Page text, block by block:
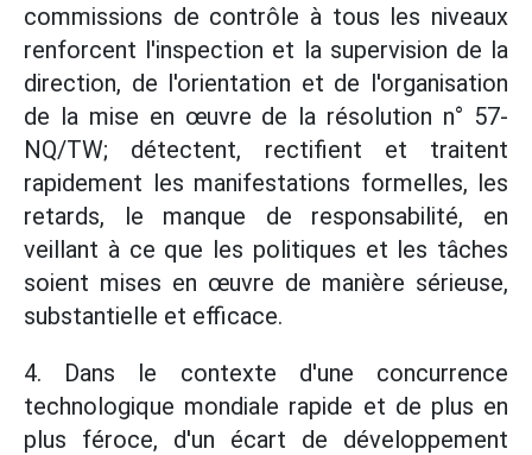
commissions de contrôle à tous les niveaux
renforcent l'inspection et la supervision de la
direction, de l'orientation et de l'organisation
de la mise en œuvre de la résolution n° 57-
NQ/TW; détectent, rectifient et traitent
rapidement les manifestations formelles, les
retards, le manque de responsabilité, en
veillant à ce que les politiques et les tâches
soient mises en œuvre de manière sérieuse,
substantielle et efficace.
4. Dans le contexte d'une concurrence
technologique mondiale rapide et de plus en
plus féroce, d'un écart de développement